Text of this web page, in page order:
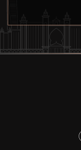
Hors Plan